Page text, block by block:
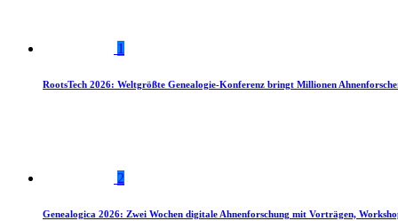
1
RootsTech 2026: Weltgrößte Genealogie-Konferenz bringt Millionen
2
Genealogica 2026: Zwei Wochen digitale Ahnenforschung mit Vorträgen,